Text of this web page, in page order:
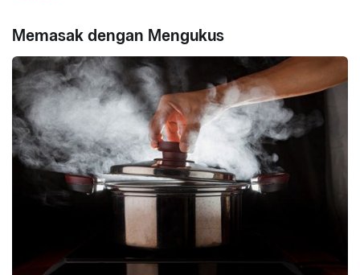
Memasak dengan Mengukus